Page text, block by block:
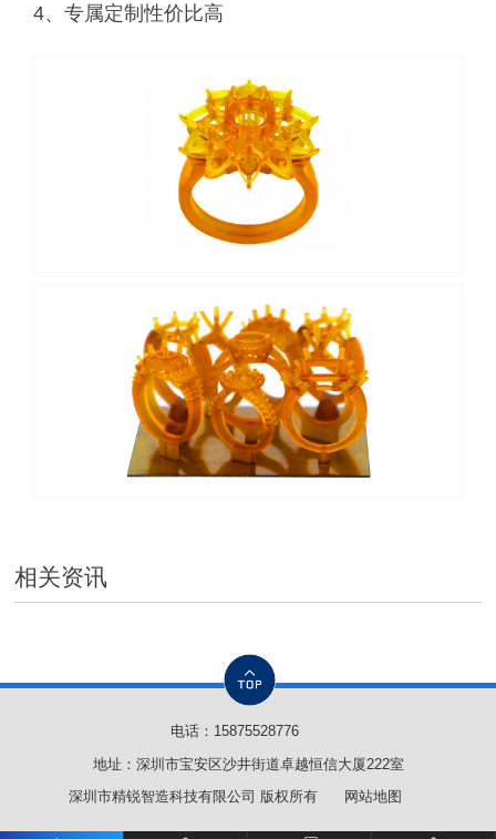
4、专属定制性价比高
相关资讯
电话： 15875528776
地址：深圳市宝安区沙井街道卓越恒信大厦222室
深圳市精锐智造科技有限公司 版权所有
网站地图